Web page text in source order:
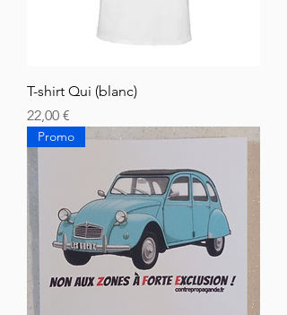
T-shirt Qui (blanc)
Hinta
22,00 €
Promo